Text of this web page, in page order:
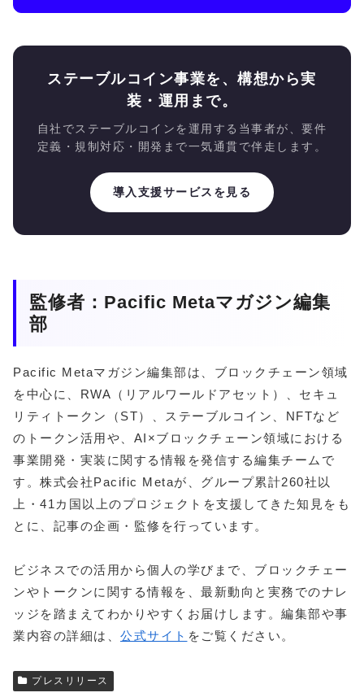
ステーブルコイン事業を、構想から実
装・運用まで。
自社でステーブルコインを運用する当事者が、要件
定義・規制対応・開発まで一気通貫で伴走します。
導入支援サービスを見る
監修者：Pacific Metaマガジン編集
部
Pacific Metaマガジン編集部は、ブロックチェーン領域
を中心に、RWA（リアルワールドアセット）、セキュ
リティトークン（ST）、ステーブルコイン、NFTなど
のトークン活用や、AI×ブロックチェーン領域における
事業開発・実装に関する情報を発信する編集チームで
す。株式会社Pacific Metaが、グループ累計260社以
上・41カ国以上のプロジェクトを支援してきた知見をも
とに、記事の企画・監修を行っています。
ビジネスでの活用から個人の学びまで、ブロックチェー
ンやトークンに関する情報を、最新動向と実務でのナレ
ッジを踏まえてわかりやすくお届けします。編集部や事
業内容の詳細は、 公式サイト をご覧ください。
プレスリリース